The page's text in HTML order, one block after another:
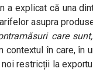
a explicat că una
asupra
care
contextul în care, în
restricții la